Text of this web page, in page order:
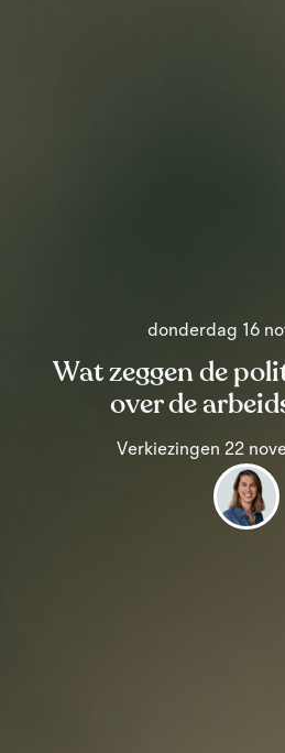
donderdag 16
Wat zeggen de
over de
Verkiezingen 22